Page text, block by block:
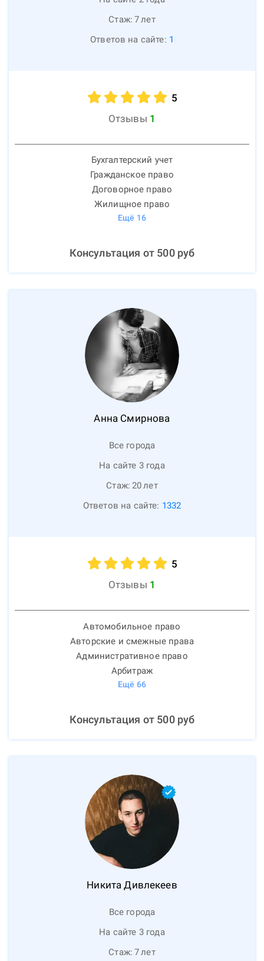
Стаж: 7лет
Ответов на сайте: 1
5
Отзывы 1
Бухгалтерский учет
Гражданское право
Договорное право
Жилищное право
Ещё 16
Консультация от 500руб
Анна Смирнова
Все города
На сайте 3 года
Стаж: 20лет
Ответов на сайте: 1332
5
Отзывы 1
Автомобильное право
Авторские и смежные права
Административное право
Арбитраж
Ещё 66
Консультация от 500руб
Никита Дивлекеев
Все города
На сайте 3 года
Стаж: 7лет